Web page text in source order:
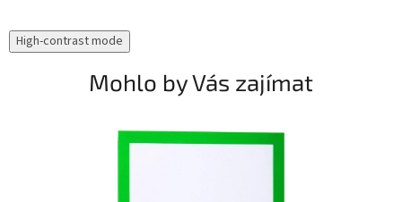
High-contrast mode
Mohlo by Vás zajímat